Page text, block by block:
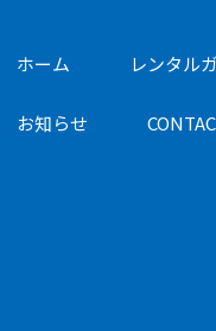
ホーム レンタル
お知らせ